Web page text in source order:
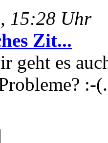
15:28 Uhr
Zit...
geht es
:-
|